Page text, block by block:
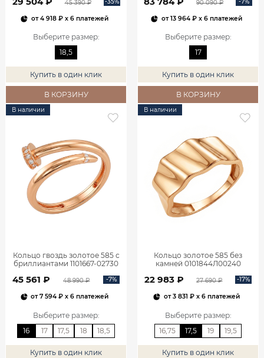
45 390 ₽
от4 918 ₽x 6 платежей
Выберите размер:
18,5
Купить в один клик
В КОРЗИНУ
90 090 ₽
от13 964 ₽x 6 платежей
Выберите размер:
17
Купить в один клик
В КОРЗИНУ
В наличии
Кольцо гвоздь золотое 585 с
бриллиантами 1101667-02730
45 561 ₽ 48 990 ₽ -7%
от7 594 ₽ x 6 платежей
Выберите размер:
16
17 17,5 18 18,5
Купить в один клик
В наличии
Кольцо золотое 585 без
камней 0101844Л00240
22 983 ₽ 27 690 ₽ -17%
от3 831 ₽x 6 платежей
Выберите размер:
16,75
17,5 19 19,5
Купить в один клик